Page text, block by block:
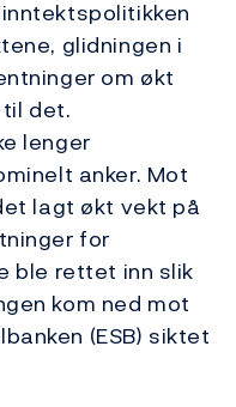
glidningen i
om økt
det.
lenger
anker. Mot
lagt økt vekt på
for
ble rettet inn slik
kom ned mot
(ESB) siktet